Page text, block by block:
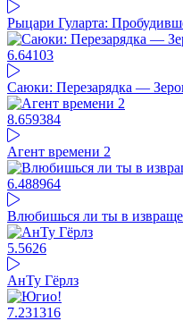
Рыцари Гуларта:
6.64103
Саюки: Перезарядка —
8.659384
Агент времени 2
6.488964
Влюбишься ли ты в
5.5626
АнТу Гёрлз
7.231316